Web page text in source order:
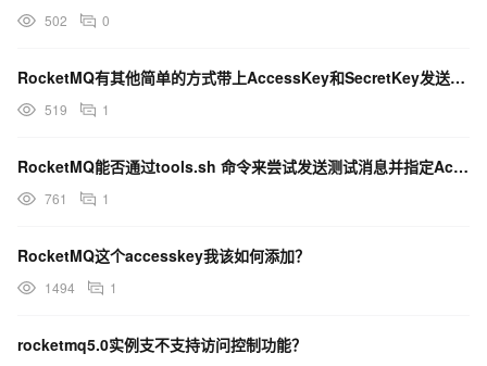
502 0
RocketMQ有其他简单的方式带上AccessKey和SecretKey发送消息？
519 1
RocketMQ能否通过tools.sh 命令来尝试发送测试消息并指定AccessKey？
761 1
RocketMQ这个accesskey我该如何添加？
1494 1
rocketmq5.0实例支不支持访问控制功能？